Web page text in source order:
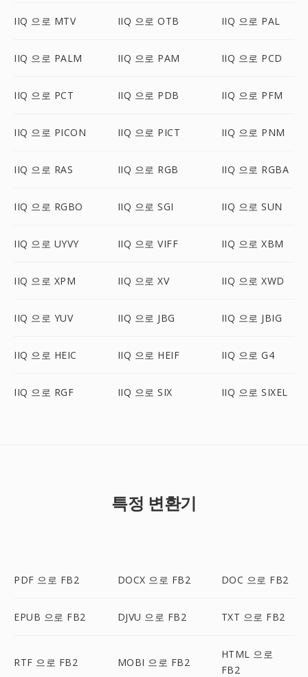
IIQ 으로 MTV IIQ 으로 OTB IIQ 으로 PAL
IIQ 으로 PALM IIQ 으로 PAM IIQ 으로 PCD
IIQ 으로 PCT IIQ 으로 PDB IIQ 으로 PFM
IIQ 으로 PICON IIQ 으로 PICT IIQ 으로 PNM
IIQ 으로 RAS IIQ 으로 RGB IIQ 으로 RGBA
IIQ 으로 RGBO IIQ 으로 SGI IIQ 으로 SUN
IIQ 으로 UYVY IIQ 으로 VIFF IIQ 으로 XBM
IIQ 으로 XPM IIQ 으로 XV IIQ 으로 XWD
IIQ 으로 YUV IIQ 으로 JBG IIQ 으로 JBIG
IIQ 으로 HEIC IIQ 으로 HEIF IIQ 으로 G4
IIQ 으로 RGF IIQ 으로 SIX IIQ 으로 SIXEL
특정 변환기
PDF 으로 FB2 DOCX 으로 FB2 DOC 으로 FB2
EPUB 으로 FB2 DJVU 으로 FB2 TXT 으로 FB2
RTF 으로 FB2 MOBI 으로 FB2
HTML 으로
FB2